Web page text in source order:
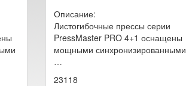
Описание:
Листогибочные прессы серии
PressMaster PRO 4+1 оснащены
мощными синхронизированными
…
23118